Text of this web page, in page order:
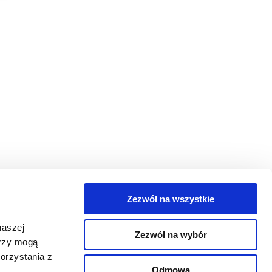
mogą
z
Zezwól na wszystkie
Zezwól na wybór
Odmowa
się